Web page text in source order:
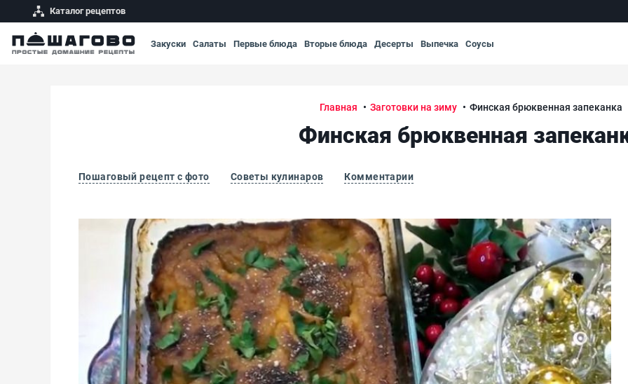
Каталог рецептов
Закуски Салаты Первые блюда Вторые блюда Десерты Выпечка Соусы
Главная Заготовки на зиму Финская брюквенная запеканка
Финская брюквенная
Пошаговый рецепт с фото Советы кулинаров Комментарии
Финская брюквенная запеканка